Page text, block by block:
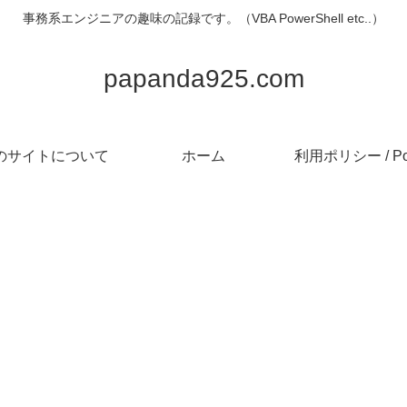
事務系エンジニアの趣味の記録です。（VBA PowerShell etc..）
papanda925.com
サイトについて ホーム 利用ポリシー /